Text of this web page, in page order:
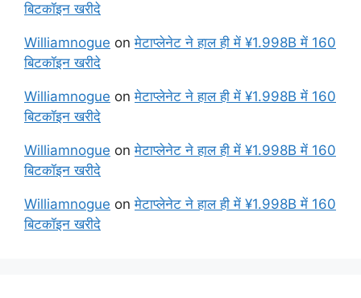
बिटकॉइन खरीदे
Williamnogue onमेटाप्लेनेट ने हाल ही में ¥1.998B में 160
बिटकॉइन खरीदे
Williamnogue onमेटाप्लेनेट ने हाल ही में ¥1.998B में 160
बिटकॉइन खरीदे
Williamnogue onमेटाप्लेनेट ने हाल ही में ¥1.998B में 160
बिटकॉइन खरीदे
Williamnogue onमेटाप्लेनेट ने हाल ही में ¥1.998B में 160
बिटकॉइन खरीदे